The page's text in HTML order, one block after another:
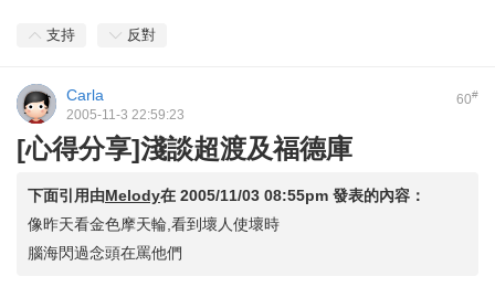
支持 反對
60#
Carla
2005-11-3 22:59:23
[心得分享]淺談超渡及福德庫
下面引用由Melody在 2005/11/03 08:55pm 發表的內容：
像昨天看金色摩天輪,看到壞人使壞時
腦海閃過念頭在罵他們